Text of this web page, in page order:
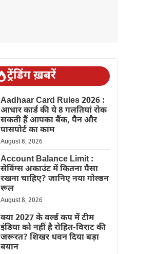
ट्रेंडिंग ख़बरें
Aadhaar Card Rules 2026 :
आधार कार्ड की ये 8 गलतियां रोक
सकती हैं आपका बैंक, पैन और
पासपोर्ट का काम
August 8, 2026
Account Balance Limit :
सेविंग्स अकाउंट में कितना पैसा
रखना चाहिए? जानिए नया गोल्डन
रूल
August 8, 2026
क्या 2027 के वर्ल्ड कप में टीम
इंडिया को नहीं है रोहित-विराट की
जरूरत? शिखर धवन दिया बड़ा
बयान